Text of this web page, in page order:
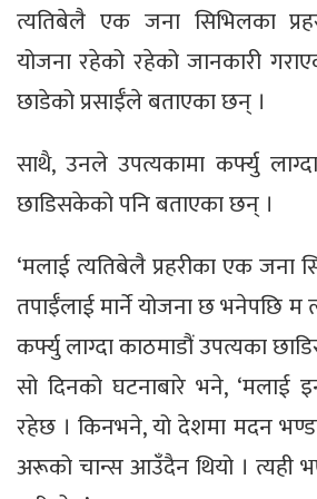
त्यतिबेलै एक जना सिभिलका
योजना रहेको रहेको जानकारी
छाडेको प्रसाईँले बताएका छन् ।
साथै, उनले उपत्यकामा कर्फ्यु
छाडिसकेको पनि बताएका छन् ।
‘मलाई त्यतिबेलै प्रहरीका एक जना
तपाईँलाई मार्ने योजना छ भनेपछि म
कर्फ्यु लाग्दा काठमाडौं उपत्यका
सो दिनको घटनाबारे भने, ‘मलाई
रहेछ । किनभने, यो देशमा मदन
अरूको चान्स आउँदैन थियो । त्यही